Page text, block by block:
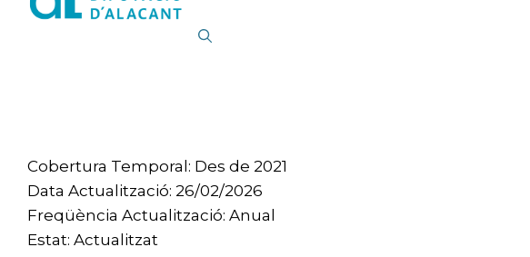
Cobertura Temporal: Des de 2021
Data Actualització: 26/02/2026
Freqüència Actualització: Anual
Estat: Actualitzat